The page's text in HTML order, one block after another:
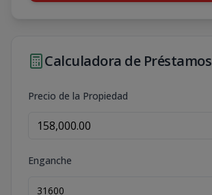
Calculadora de Préstamos
Precio de la Propiedad
Enganche